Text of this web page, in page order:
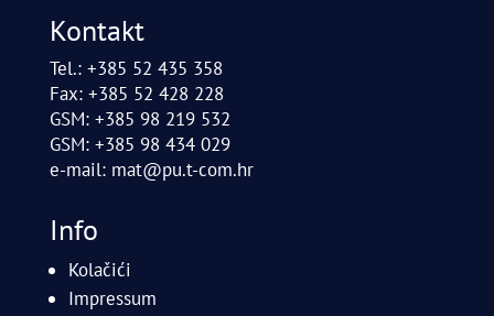
Kontakt
Tel.: +385 52 435 358
Fax: +385 52 428 228
GSM: +385 98 219 532
GSM: +385 98 434 029
e-mail: mat@pu.t-com.hr
Info
Kolačići
Impressum